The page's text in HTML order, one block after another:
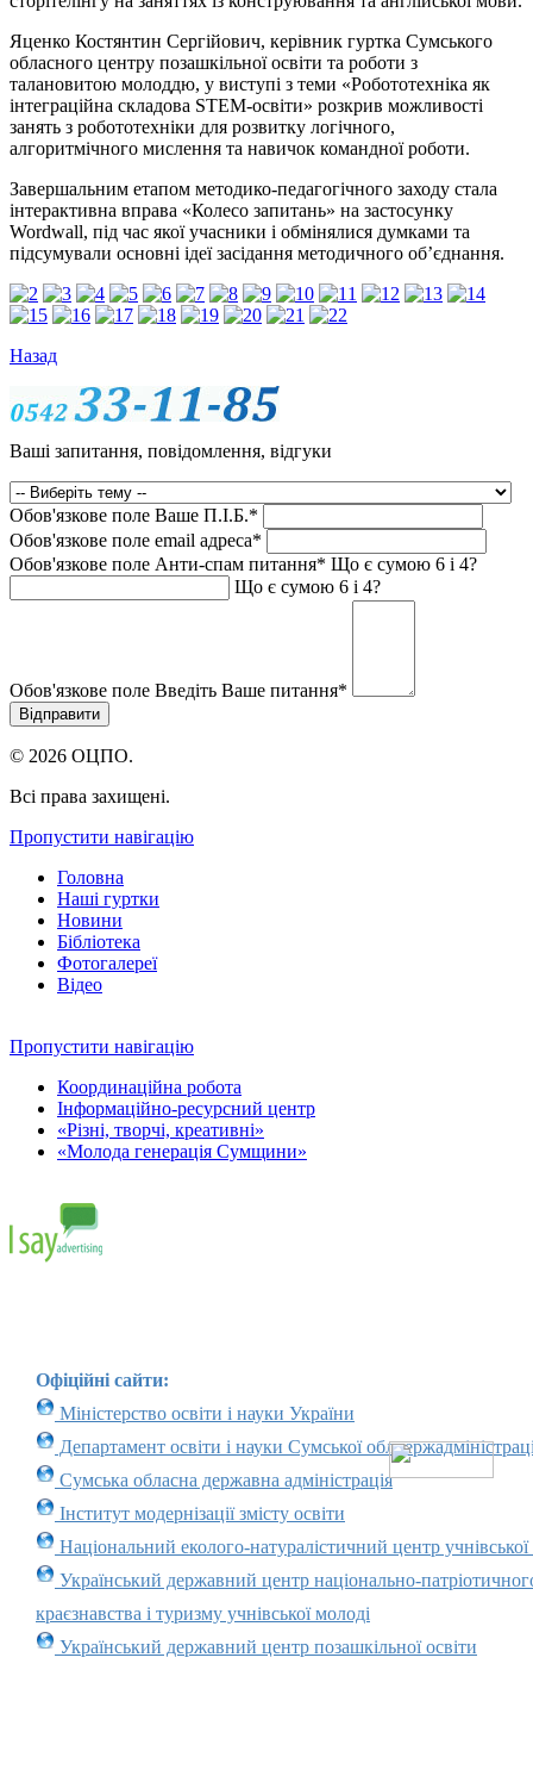
Яценко Костянтин Сергійович, керівник гуртка Сумського
обласного центру позашкільної освіти та роботи з
талановитою молоддю, у виступі з теми «Робототехніка як
інтеграційна складова STEM-освіти» розкрив можливості
занять з робототехніки для розвитку логічного,
алгоритмічного мислення та навичок командної роботи.
Завершальним етапом методико-педагогічного заходу стала
інтерактивна вправа «Колесо запитань» на застосунку
Wordwall, під час якої учасники і обмінялися думками та
підсумували основні ідеї засідання методичного об’єднання.
Назад
Ваші запитання, повідомлення, відгуки
Обов'язкове поле Ваше П.I.Б.*
Обов'язкове поле email адреса*
Обов'язкове поле Анти-спам питання* Що є сумою 6 і 4?
Що є сумою 6 і 4?
Обов'язкове поле Введіть Ваше питання*
© 2026 ОЦПО.
Всі права захищені.
Пропустити навігацію
Головна
Наші гуртки
Новини
Бібліотека
Фотогалереї
Відео
Пропустити навігацію
Координаційна робота
Інформаційно-ресурсний центр
«Різні, творчі, креативні»
«Молода генерація Сумщини»
Офіційні сайти:
Міністерство освіти і науки України
Департамент освіти і науки Сумської
Сумська обласна державна адміністрація
Інститут модернізації змісту освіти
Національний еколого-натуралістичний центр учнівської
Український державний центр національно-
краєзнавства і туризму учнівської молоді
Український державний центр позашкільної освіти